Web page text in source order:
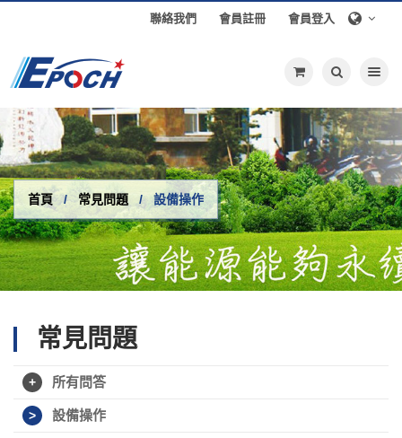
會員登入
會員註冊
聯絡我們
首頁 常見問題 設備操作
常見問題
所有問答
設備操作